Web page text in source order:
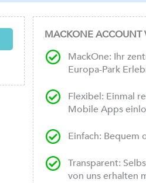
MACKONE ACCOUNT
MackOne: Ihr
Europa-Park
Flexibel: Einmal
Mobile Apps
Einfach: Bequem
Transparent:
von uns erhalten